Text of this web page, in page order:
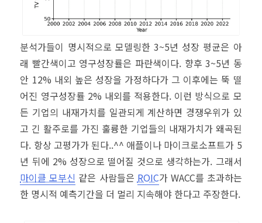
분석가들이 명시적으로 모델링한 3~5년 성장 평균은 아
래 빨간색이고 영구성장률은 파란색이다. 향후 3~5년 동
안 12% 내외 높은 성장을 가정하다가 그 이후에는 뚝 떨
어진 영구성장률 2% 내외를 적용한다. 이런 방식으로 모
든 기업의 내재가치를 일관되게 계산하면 경쟁우위가 있
고 긴 활주로를 가진 훌륭한 기업들의 내재가치가 왜곡된
다. 항상 고평가가 된다..^^ 애플이나 마이크로소프트가 5
년 뒤에 2% 성장으로 떨어질 것으로 생각하는가. 그래서
마이클 모부신 같은 사람들은 ROIC가 WACC를 초과하는
한 명시적 예측기간을 더 멀리 지속해야 한다고 주장한다.